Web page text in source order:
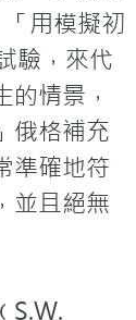
用模擬初
驗，來代
情景，
俄格補充
準確地符
並且絕無